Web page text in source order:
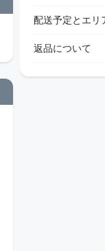
配送予定とエリ
返品について